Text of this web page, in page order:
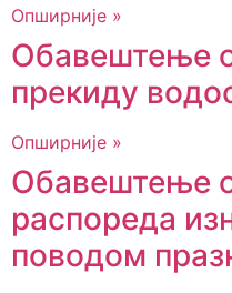
Опширније »
Обавештење
прекиду
Опширније »
Обавештење
распореда
поводом